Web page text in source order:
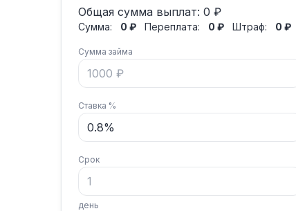
Общая сумма выплат: 0 ₽
Сумма: 0 ₽ Переплата: 0 ₽ Штраф: 0 ₽
Сумма займа
Ставка %
Срок
день